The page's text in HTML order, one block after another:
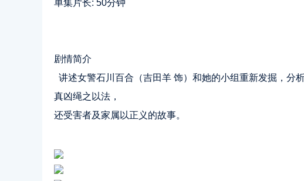
单集片长: 50分钟
剧情简介
讲述女警石川百合（吉田羊 饰）和她的小组重新发掘，分
真凶绳之以法，
还受害者及家属以正义的故事。